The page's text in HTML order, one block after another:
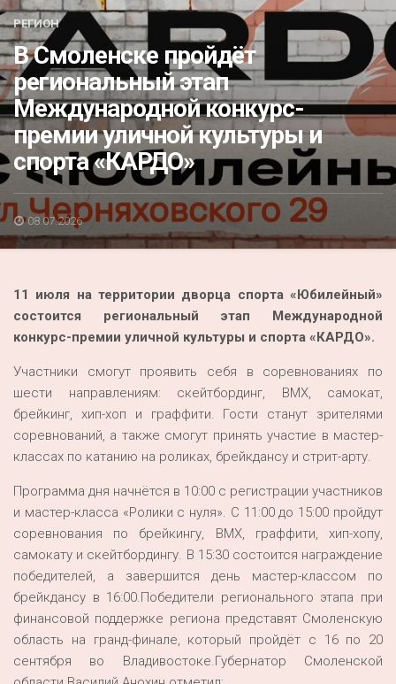
Контакты
Люди родного края
Акция
К 70-летию районного Дома культуры
Конкурс
Люди родного края
Национальные проекты
Память
Перепись — 2020
РЕГИОН
В Смоленске пройдёт
региональный этап
Международной конкурс-
премии уличной культуры и
спорта «КАРДО»
08.07.2026
11 июля на территории дворца спорта «Юбилейный»
состоится региональный этап Международной
конкурс-премии уличной культуры и спорта «КАРДО».
Участники смогут проявить себя в соревнованиях по
шести направлениям: скейтбординг, BMX, самокат,
брейкинг, хип-хоп и граффити. Гости станут зрителями
соревнований, а также смогут принять участие в мастер-
классах по катанию на роликах, брейкдансу и стрит-арту.
Программа дня начнётся в 10:00 с регистрации участников
и мастер-класса «Ролики с нуля». С 11:00 до 15:00 пройдут
соревнования по брейкингу, BMX, граффити, хип-хопу,
самокату и скейтбордингу. В 15:30 состоится награждение
победителей, а завершится день мастер-классом по
брейкдансу в 16:00.Победители регионального этапа при
финансовой поддержке региона представят Смоленскую
область на гранд-финале, который пройдёт с 16 по 20
сентября во Владивостоке.Губернатор Смоленской